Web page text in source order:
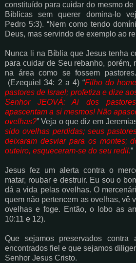
constituído para cuidar do mesmo
Bíblicas sem querer domina-lo
Pedro 5:3). “Nem como tendo
Deus, mas servindo de exemplo ao
Nunca li na Bíblia que Jesus tenha
para cuidar de Seu rebanho, porém,
na área como se fossem
(Ezequiel34: 2 a 4) “Filho do
pastores de Israel; profetiza e dize
Senhor JEOVÁ: Ai dos
apascentam a si mesmos! Não
ovelhas?” Veja o que diz em
sido ovelhas perdidas; seus
deixaram desviar para os montes;
outeiro, esqueceram-se do seu redil.”
Jesus fez um alerta contra o
matar, roubar e destruir. Eu sou o
dá a vida pelas ovelhas. O
quem não pertencem as ovelhas, vê
ovelhas e foge. Então, o lobo as
10:11 e 12).
Que sejamos preservados contra
encontrados fiel e que sejamos
Senhor Jesus Cristo.